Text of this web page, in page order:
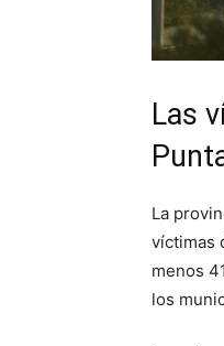
Las
La
víctimas
menos
los